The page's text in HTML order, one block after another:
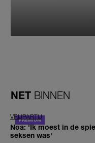
NET BINNEN
VRIJPARTIJ
Noa: 'Ik moest in de
seksen was'